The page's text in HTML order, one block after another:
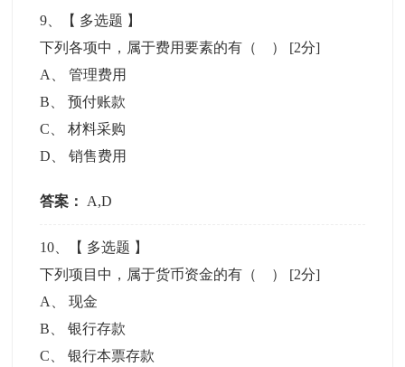
9 、【 多选题 】
下列各项中，属于费用要素的有（ ） [2分]
A
、管理费用
B 、预付账款
C 、材料采购
D 、销售费用
答案： A,D
10 、【 多选题 】
下列项目中，属于货币资金的有（ ） [2分]
A
、现金
B 、银行存款
C 、银行本票存款